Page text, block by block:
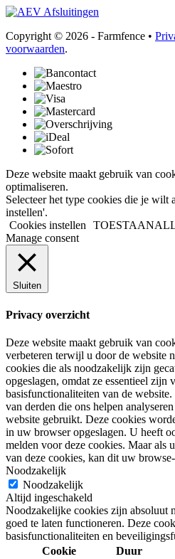
Copyright © 2026 - Farmfence •
voorwaarden.
Deze website maakt gebruik van
optimaliseren.
Selecteer het type cookies die je wilt
instellen'.
Cookies instellen TOESTAAN
Manage consent
Sluiten
Privacy overzicht
Deze website maakt gebruik van
verbeteren terwijl u door de website
cookies die als noodzakelijk zijn
opgeslagen, omdat ze essentieel zijn
basisfunctionaliteiten van de
van derden die ons helpen
website gebruikt. Deze cookies
in uw browser opgeslagen. U heeft
melden voor deze cookies. Maar als
van deze cookies, kan dit uw
Noodzakelijk
Noodzakelijk
Altijd ingeschakeld
Noodzakelijke cookies zijn absoluut
goed te laten functioneren. Deze
basisfunctionaliteiten en
Cookie
Duur